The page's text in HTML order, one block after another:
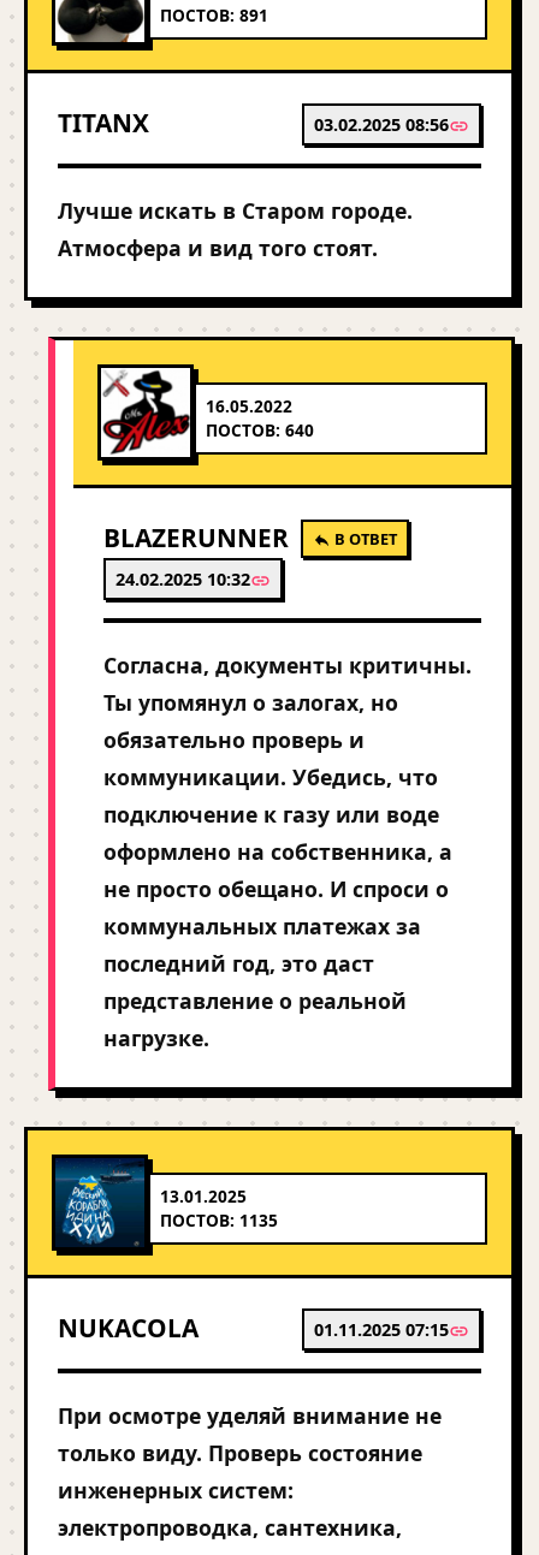
ПОСТОВ: 891
TITANX 03.02.2025 08:56
Лучше искать в Старом городе.
Атмосфера и вид того стоят.
16.05.2022
ПОСТОВ: 640
BLAZERUNNER В ОТВЕТ
24.02.2025 10:32
Согласна, документы критичны.
Ты упомянул о залогах, но
обязательно проверь и
коммуникации. Убедись, что
подключение к газу или воде
оформлено на собственника, а
не просто обещано. И спроси о
коммунальных платежах за
последний год, это даст
представление о реальной
нагрузке.
13.01.2025
ПОСТОВ: 1135
NUKACOLA 01.11.2025 07:15
При осмотре уделяй внимание не
только виду. Проверь состояние
инженерных систем:
электропроводка, сантехника,